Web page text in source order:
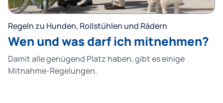
Regeln zu Hunden, Rollstühlen und Rädern
Wen und was darf ich mitnehmen?
Damit alle genügend Platz haben, gibt es einige
Mitnahme-Regelungen.